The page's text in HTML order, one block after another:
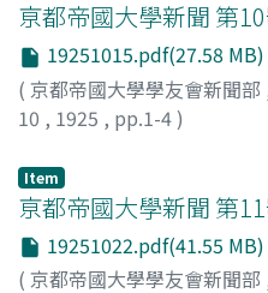
亰都帝國大學新聞 第
19251015.pdf(27.58 MB)
( 京都帝國大學學友會新聞部
10 , 1925 , pp.1-4)
Item
亰都帝國大學新聞 第
19251022.pdf(41.55 MB)
( 京都帝國大學學友會新聞部